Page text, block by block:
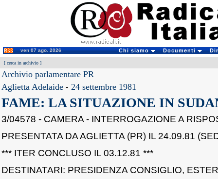
ven 07 ago. 2026 Chi siamo Documenti
[ cerca in archivio ]
Archivio parlamentare PR
Aglietta Adelaide - 24 settembre 1981
FAME: LA SITUAZIONE IN
3/04578 - CAMERA - INTERROGAZIONE A
PRESENTATA DA AGLIETTA (PR) IL 24.09.81
*** ITER CONCLUSO IL 03.12.81 ***
DESTINATARI: PRESIDENZA CONSIGLIO,